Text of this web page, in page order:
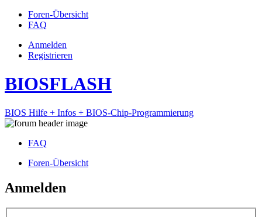
Foren-Übersicht
FAQ
Anmelden
Registrieren
BIOSFLASH
BIOS Hilfe + Infos + BIOS-Chip-Programmierung
FAQ
Foren-Übersicht
Anmelden